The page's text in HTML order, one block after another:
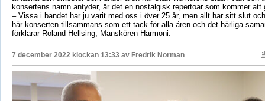
konsertens namn antyder, är det en nostalgisk repertoar som kommer att
– Vissa i bandet har ju varit med oss i över 25 år, men allt har sitt slut
här konserten tillsammans som ett tack för alla åren och det härliga
förklarar Roland Hellsing, Manskören Harmoni.
7 december 2022 klockan 13:33 av Fredrik Norman